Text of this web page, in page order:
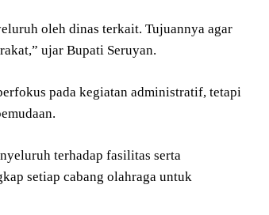
oleh dinas terkait. Tujuannya agar
ujar Bupati Seruyan.
pada kegiatan administratif, tetapi
terhadap fasilitas serta
setiap cabang olahraga untuk